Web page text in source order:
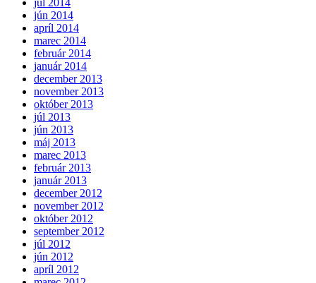
jún 2014
apríl 2014
marec 2014
február 2014
január 2014
december 2013
november 2013
október 2013
júl 2013
jún 2013
máj 2013
marec 2013
február 2013
január 2013
december 2012
november 2012
október 2012
september 2012
júl 2012
jún 2012
apríl 2012